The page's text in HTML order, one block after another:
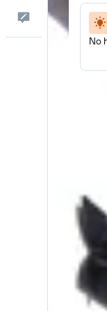
Comentarios
No